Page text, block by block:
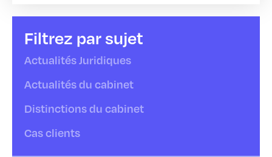
Filtrez par sujet
Actualités Juridiques
Actualités du cabinet
Distinctions du cabinet
Cas clients